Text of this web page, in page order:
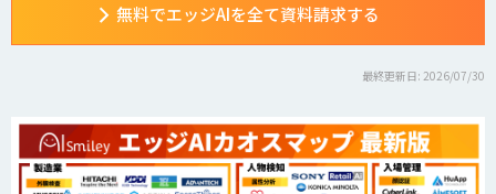
無料でエッジAIを全て資料請求する
最終更新日: 2026/07/30